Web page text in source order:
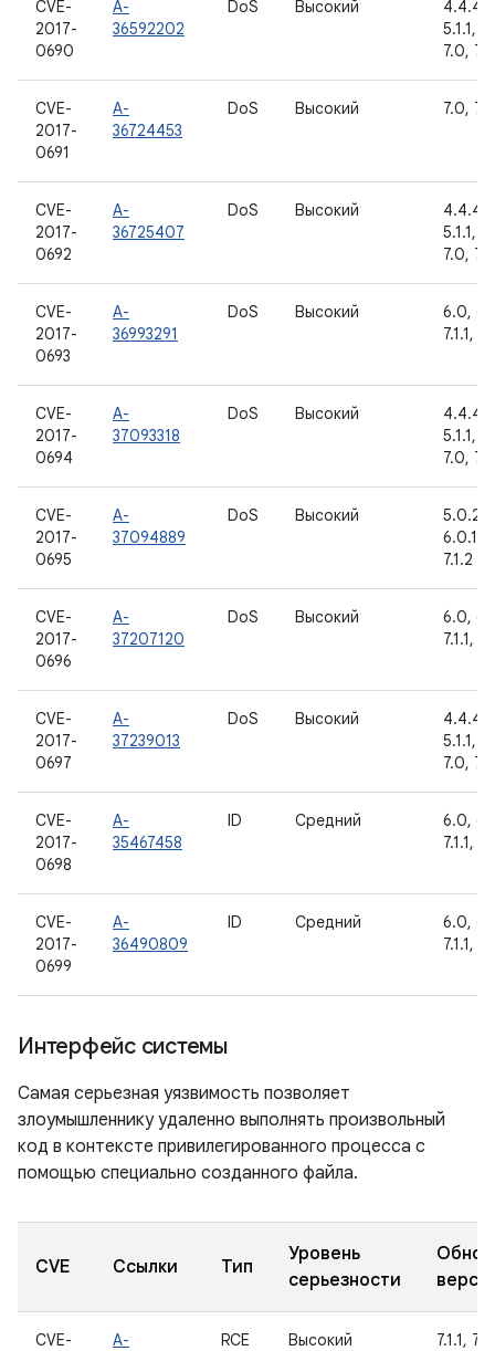
CVE-
2017-
0690
A-
36592202
DoS Высокий
4.4.4,
5.1.1,
7.0,
CVE-
2017-
0691
A-
36724453
DoS Высокий 7.0,
CVE-
2017-
0692
A-
36725407
DoS Высокий
4.4.4,
5.1.1,
7.0,
CVE-
2017-
0693
A-
36993291
DoS Высокий
6.0,
7.1.1,
CVE-
2017-
0694
A-
37093318
DoS Высокий
4.4.4,
5.1.1,
7.0,
CVE-
2017-
0695
A-
37094889
DoS Высокий
5.0.2,
6.0.1,
7.1.2
CVE-
2017-
0696
A-
37207120
DoS Высокий
6.0,
7.1.1,
CVE-
2017-
0697
A-
37239013
DoS Высокий
4.4.4,
5.1.1,
7.0,
CVE-
2017-
0698
A-
35467458
ID Средний
6.0,
7.1.1,
CVE-
2017-
0699
A-
36490809
ID Средний
6.0,
7.1.1,
Интерфейс системы
Самая серьезная уязвимость позволяет
злоумышленнику удаленно выполнять произвольный
код в контексте привилегированного процесса с
помощью специально созданного файла.
CVE Ссылки Тип
Уровень
серьезности
CVE-
A-
RCE Высокий 7.1.1,